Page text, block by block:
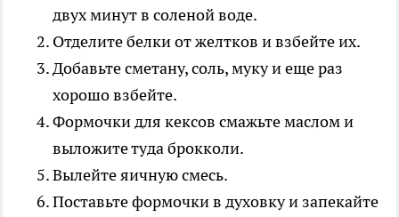
двух минут в соленой воде.
Отделите белки от желтков и взбейте их.
Добавьте сметану, соль, муку и еще раз
хорошо взбейте.
Формочки для кексов смажьте маслом и
выложите туда брокколи.
Вылейте яичную смесь.
Поставьте формочки в духовку и запекайте